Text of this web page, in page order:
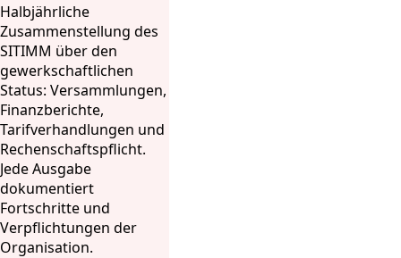
Halbjährliche
Zusammenstellung des
SITIMM über den
gewerkschaftlichen
Status: Versammlungen,
Finanzberichte,
Tarifverhandlungen und
Rechenschaftspflicht.
Jede Ausgabe
dokumentiert
Fortschritte und
Verpflichtungen der
Organisation.